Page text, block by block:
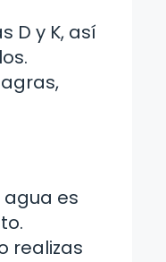
D y K, así
es
realizas